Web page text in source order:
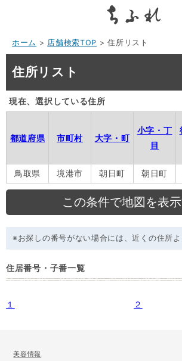
ホーム > 店舗検索TOP > 住所リスト
住所リスト
現在、選択している住所
都道府県 市町村 大字・町
小字・丁
目
鳥取県
境港市 朝日町 朝日町
※お探しの番号がない場合には、近くの住所よ
住居番号・子番一覧
１ ２
美容情報